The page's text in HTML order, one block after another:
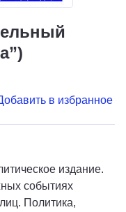
в избранное
издание.
событиях
Политика,